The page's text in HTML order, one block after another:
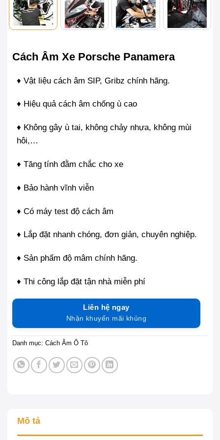
Cách Âm Xe Porsche Panamera
♦ Vật liệu cách âm SIP, Gribz chính hãng.
♦ Hiệu quả cách âm chống ù cao
♦ Không gây ù tai, không chảy nhựa, không mùi
hôi,…
♦ Tăng tính đằm chắc cho xe
♦ Bảo hành vĩnh viễn
♦ Có máy test độ cách âm
♦ Lắp đặt nhanh chóng, đơn giản, chuyên nghiệp.
♦ Sản phẩm độ mâm chính hãng.
♦ Thi công lắp đặt tận nhà miễn phí
Liên hệ ngay
Nhận khuyến mãi khủng
Danh mục: Cách Âm Ô Tô
Mô tả